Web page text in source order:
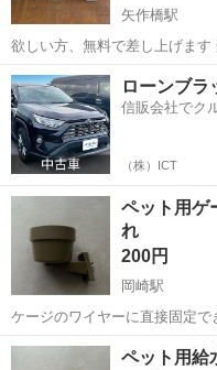
矢作橋駅
欲しい方、無料で差し上げます 受け渡しは岡崎市合歓木町の倉庫にな
ります。
愛知 岡崎市 矢作橋駅
ローンブラ
信販会社でク
（株）ICT
ペット用ゲ
れ
200円
岡崎駅
ケージのワイヤーに直接固定で
ボウルです。 - 用途: ペット用食器 - カラー: ブラウン - 構造: ケージ固
定式・ネジ締めタイプ カップ部
愛知 岡崎市 岡崎駅
ペット用給